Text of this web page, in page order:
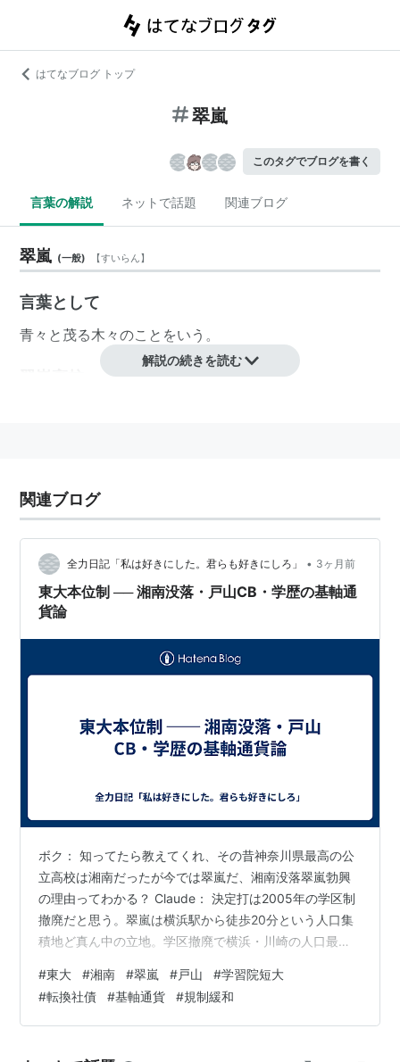
はてなブログ トップ
翠嵐
このタグでブログを書く
言葉の解説 ネットで話題 関連ブログ
翠嵐 (一般) 【すいらん】
言葉として
青々と茂る木々のことをいう。
解説の続きを読む
関連ブログ
全力日記「私は好きにした。君らも好きにしろ」 • 3ヶ月前
東大本位制 ── 湘南没落・戸山CB・学歴の基軸通
貨論
ボク： 知ってたら教えてくれ、その昔神奈川県最高の公
立高校は湘南だったが今では翠嵐だ、湘南没落翠嵐勃興
の理由ってわかる？ Claude： 決定打は2005年の学区制
撤廃だと思う。翠嵐は横浜駅から徒歩20分という人口集
積地ど真ん中の立地。学区撤廃で横浜・川崎の人口最稠
沢・鵠沼という通学アクセス劣位がここで顕在化した。
あと翠嵐は土曜講習・95分授業など県の進学重点校政策
をフル活用して露骨に大学受験予備校化していった。湘
#東大 #湘南 #翠嵐 #戸山 #学習院短大
#転換社債 #基軸通貨 #規制緩和